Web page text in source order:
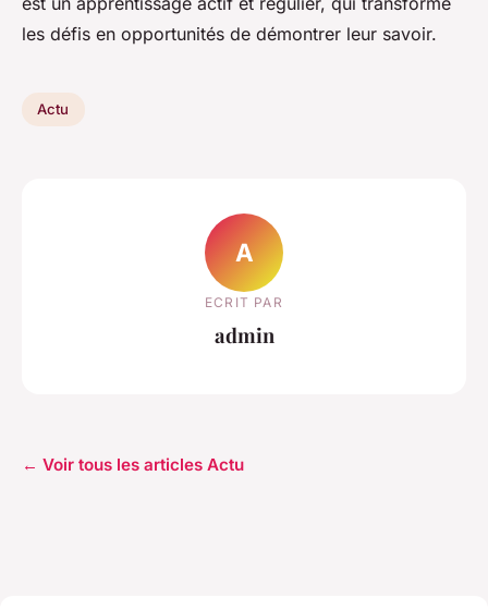
les défis en opportunités de démontrer leur savoir.
Actu
A
ECRIT PAR
admin
← Voir tous les articles Actu